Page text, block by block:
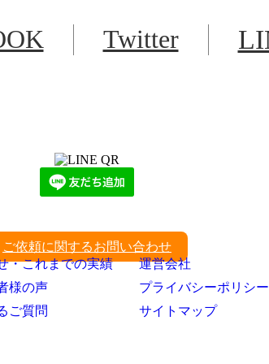
Twitter
ご依頼に関するお問い合わせ
・これまでの実績
様の声
ご質問
運営会社
プライバシーポリシー
サイトマップ